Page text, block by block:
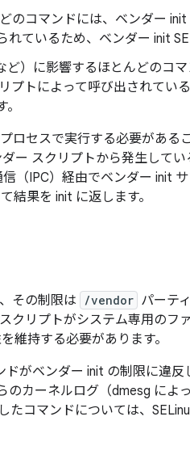
のコマンドには、ベンダー
ているため、ベンダー init
）に影響するほとんどのコ
プトによって呼び出されてい
ロセスで実行する必要がある
ー スクリプトから発生して
（IPC）経由でベンダー init
結果を init に返します。
その制限は /vendor パーテ
クリプトがシステム専用のフ
維持する必要があります。
がベンダー init の制限に違
カーネルログ（dmesg によ
コマンドについては、